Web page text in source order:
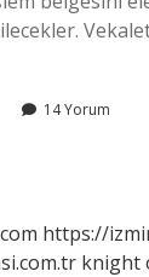
14 Yorum
https://
knight